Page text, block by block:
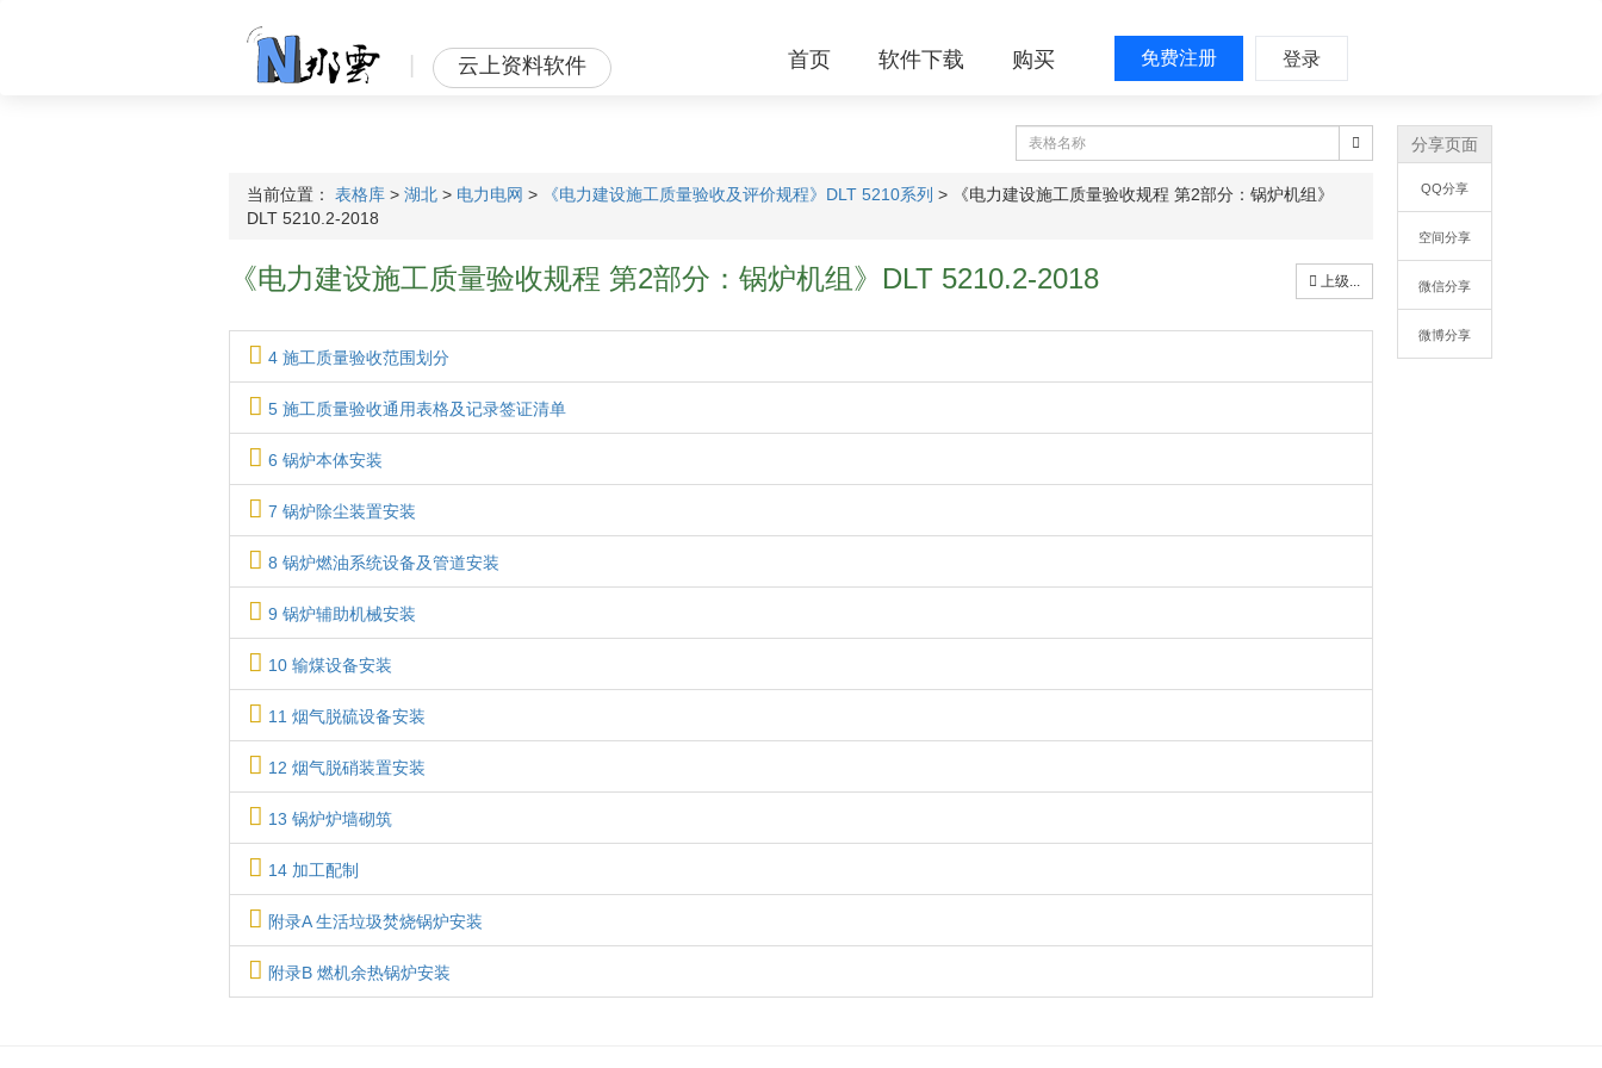
云上资料软件 免费注册 登录
首页 软件下载 购买
当前位置： 表格库 > 湖北 > 电力电网 > 《电力建设施工质量验收及评价规程》DLT 5210系列 >
《电力建设施工质量验收规程 第2部分：锅炉机组》
DLT 5210.2-2018
上级...
《电力建设施工质量验收规程 第2部分：锅炉机组》DLT 5210.2-2018
4 施工质量验收范围划分
5 施工质量验收通用表格及记录签证清单
6 锅炉本体安装
7 锅炉除尘装置安装
8 锅炉燃油系统设备及管道安装
9 锅炉辅助机械安装
10 输煤设备安装
11 烟气脱硫设备安装
12 烟气脱硝装置安装
13 锅炉炉墙砌筑
14 加工配制
附录A 生活垃圾焚烧锅炉安装
附录B 燃机余热锅炉安装
分享页面
QQ分享
空间分享
微信分享
微博分享